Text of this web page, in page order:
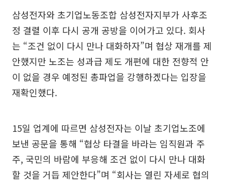
삼성전자와 초기업노동조합 삼성전자지부가 사후조
정 결렬 이후 다시 공개 공방을 이어가고 있다. 회사
는 “조건 없이 다시 만나 대화하자”며 협상 재개를 제
안했지만 노조는 성과급 제도 개편에 대한 전향적 안
이 없을 경우 예정된 총파업을 강행하겠다는 입장을
재확인했다.
15일 업계에 따르면 삼성전자는 이날 초기업노조에
보낸 공문을 통해 “협상 타결을 바라는 임직원과 주
주, 국민의 바람에 부응해 조건 없이 다시 만나 대화
할 것을 거듭 제안한다”며 “회사는 열린 자세로 협의